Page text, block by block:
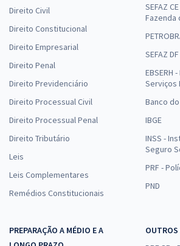
Direito Civil
Direito Constitucional
Direito Empresarial
Direito Penal
Direito Previdenciário
Direito Processual Civil
Direito Processual Penal
Direito Tributário
Leis
Leis Complementares
Remédios Constitucionais
SEFAZ
Fazenda
SEFAZ DF
EBSERH
Serviços
Banco
IBGE
INSS -
Seguro
PRF -
PND
PREPARAÇÃO A MÉDIO E A
OUTROS